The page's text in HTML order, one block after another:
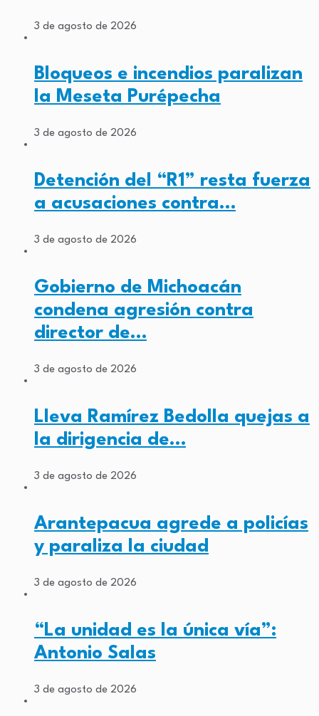
3 de agosto de 2026
Bloqueos e incendios paralizan
la Meseta Purépecha
3 de agosto de 2026
Detención del “R1” resta fuerza
a acusaciones contra…
3 de agosto de 2026
Gobierno de Michoacán
condena agresión contra
director de…
3 de agosto de 2026
Lleva Ramírez Bedolla quejas a
la dirigencia de…
3 de agosto de 2026
Arantepacua agrede a policías
y paraliza la ciudad
3 de agosto de 2026
“La unidad es la única vía”:
Antonio Salas
3 de agosto de 2026